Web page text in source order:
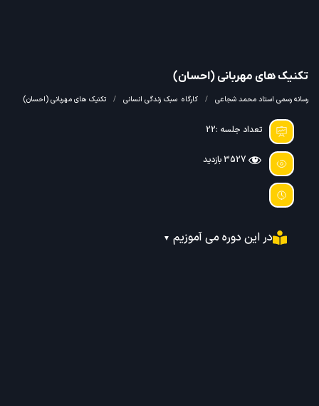
تکنیک‌ های مهربانی (احسان)
رسانه رسمی استاد محمد شجاعی کارگاه سبک زندگی انسانی تکنیک‌ های مهربانی (احسان)
تعداد جلسه :22
در این دوره می آموزیم ▼